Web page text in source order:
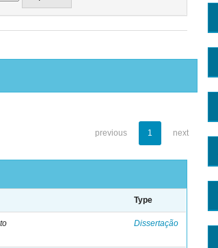
previous 1 next
Type
Dissertação